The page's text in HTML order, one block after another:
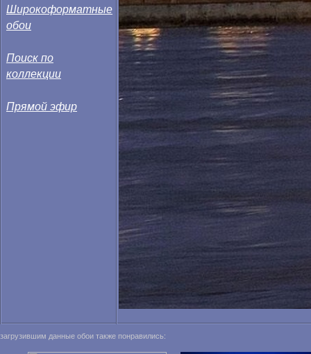
Широкоформатные
обои
Поиск по
коллекции
Прямой эфир
загрузившим данные обои также понравились: